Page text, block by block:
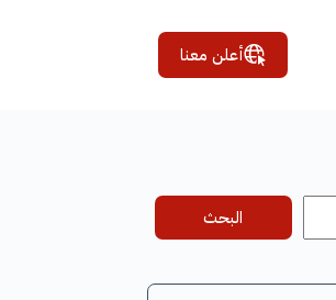
أعلن معنا
البحث